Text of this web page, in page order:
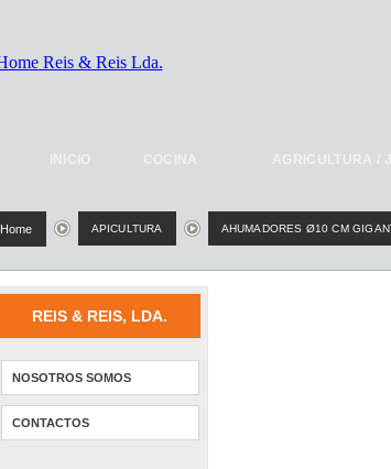
INICIO COCINA AGRICULTURA /
Home APICULTURA AHUMADORES Ø10 CM
REIS & REIS, LDA.
NOSOTROS SOMOS
CONTACTOS